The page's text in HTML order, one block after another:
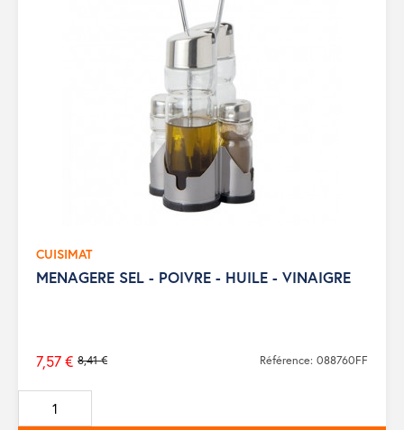
CUISIMAT
MENAGERE SEL - POIVRE - HUILE - VINAIGRE
Prix
de
base
8,41 €
7,57 € Référence: 088760FF